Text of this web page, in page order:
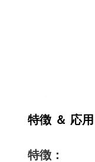
特徴 ＆ 応用
特徴：